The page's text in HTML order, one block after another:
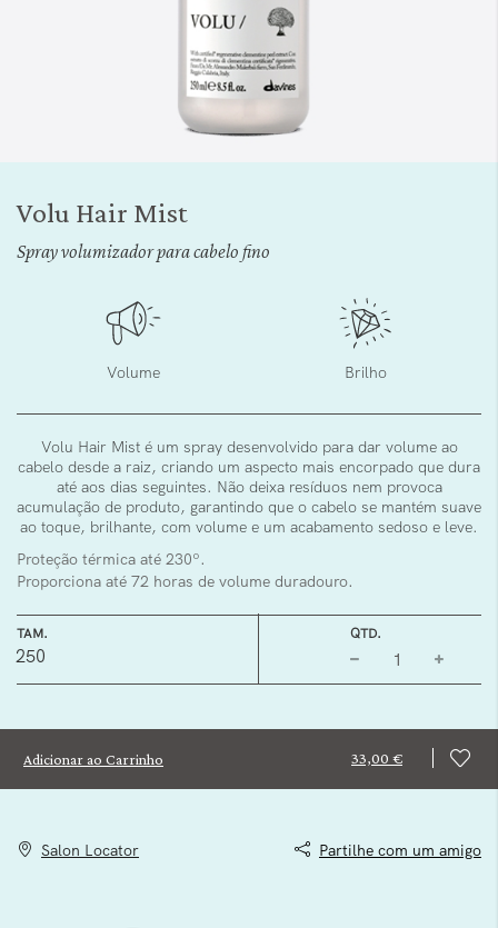
início
Volu Hair Mist
Spray volumizador para cabelo fino
Volume Brilho
Volu Hair Mist é um spray desenvolvido para dar volume ao
cabelo desde a raiz, criando um aspecto mais encorpado que dura
até aos dias seguintes. Não deixa resíduos nem provoca
acumulação de produto, garantindo que o cabelo se mantém suave
ao toque, brilhante, com volume e um acabamento sedoso e leve.
Proteção térmica até 230º.
Proporciona até 72 horas de volume duradouro.
Adicionar ao Carrinho 33,00 €
TAM. QTD.
250
Salon Locator Partilhe com um amigo